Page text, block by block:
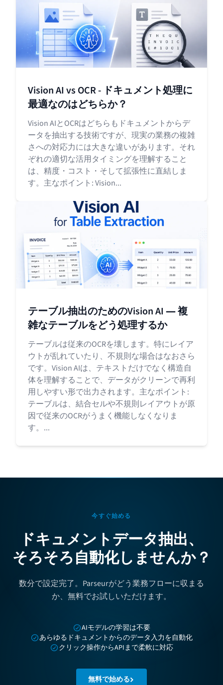
Vision AI vs OCR - ドキュメント処理に
最適なのはどちらか？
Vision AIとOCRはどちらもドキュメントからデ
ータを抽出する技術ですが、現実の業務の複雑
さへの対応力には大きな違いがあります。それ
ぞれの適切な活用タイミングを理解すること
は、精度・コスト・そして拡張性に直結しま
す。主なポイント: Vision...
テーブル抽出のためのVision AI ― 複
雑なテーブルをどう処理するか
テーブルは従来のOCRを壊します。特にレイア
ウトが乱れていたり、不規則な場合はなおさら
です。Vision AIは、テキストだけでなく構造自
体を理解することで、データがクリーンで再利
用しやすい形で出力されます。主なポイント:
テーブルは、結合セルや不規則レイアウトが原
因で従来のOCRがうまく機能しなくなりま
す。...
今すぐ始める
ドキュメントデータ抽出、
そろそろ自動化しませんか？
数分で設定完了。Parseurがどう業務フローに収まる
か、無料でお試しいただけます。
AIモデルの学習は不要
あらゆるドキュメントからのデータ入力を自動化
クリック操作からAPIまで柔軟に対応
無料で始める